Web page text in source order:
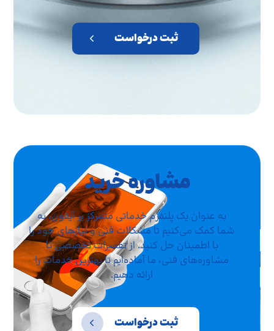
ثبت درخواست
مشاوره خرید
به عنوان یک پلتفرم خدماتی متمرکز بر آیفون، به
شما کمک می‌کنیم تا مشکلات فنی و نیازهای خود را
با اطمینان حل کنید. از تعمیرات تخصصی تا
مشاوره‌های فنی، ما آماده‌ایم تا بهترین خدمات را
ارائه دهیم.
ثبت درخواست